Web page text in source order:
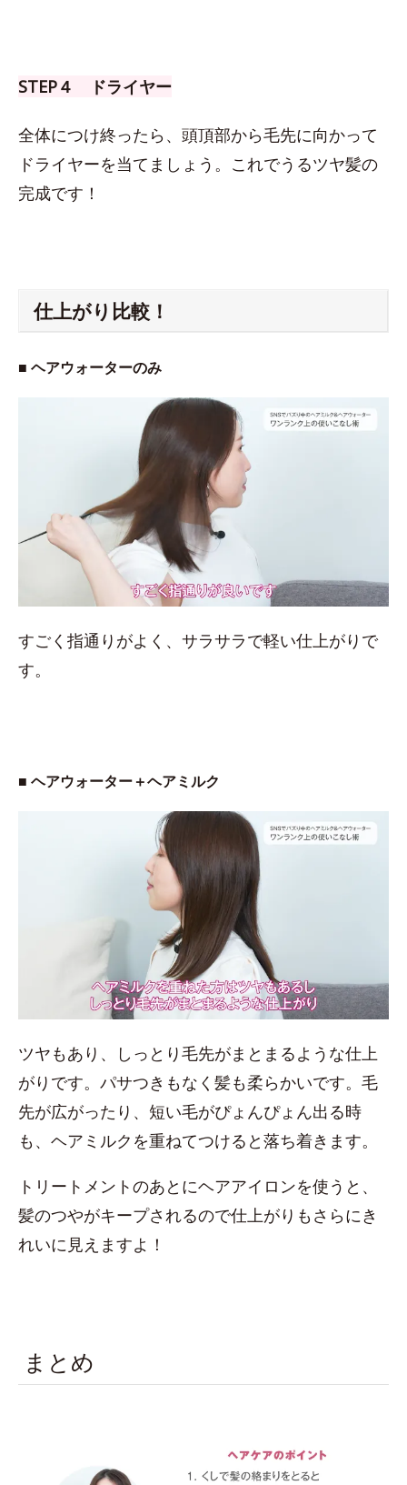
STEP４ ドライヤー
全体につけ終ったら、頭頂部から毛先に向かって
ドライヤーを当てましょう。これでうるツヤ髪の
完成です！
仕上がり比較！
■ ヘアウォーターのみ
すごく指通りがよく、サラサラで軽い仕上がりで
す。
■ ヘアウォーター＋ヘアミルク
ツヤもあり、しっとり毛先がまとまるような仕上
がりです。パサつきもなく髪も柔らかいです。毛
先が広がったり、短い毛がぴょんぴょん出る時
も、ヘアミルクを重ねてつけると落ち着きます。
トリートメントのあとにヘアアイロンを使うと、
髪のつやがキープされるので仕上がりもさらにき
れいに見えますよ！
まとめ